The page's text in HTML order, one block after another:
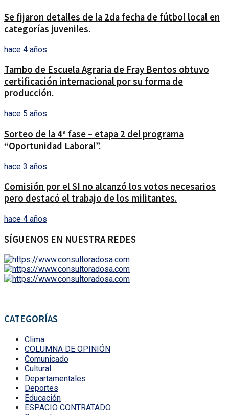
Se fijaron detalles de la 2da fecha de fútbol local en
categorías juveniles.
hace 4 años
Tambo de Escuela Agraria de Fray Bentos obtuvo
certificación internacional por su forma de
producción.
hace 5 años
Sorteo de la 4ª fase – etapa 2 del programa
“Oportunidad Laboral”.
hace 3 años
Comisión por el SI no alcanzó los votos necesarios
pero destacó el trabajo de los militantes.
hace 4 años
SÍGUENOS EN NUESTRA REDES
CATEGORÍAS
Clima
COLUMNA DE OPINIÓN
Comunicado
Cultural
Departamentales
Deportes
Educación
ESPACIO CONTRATADO